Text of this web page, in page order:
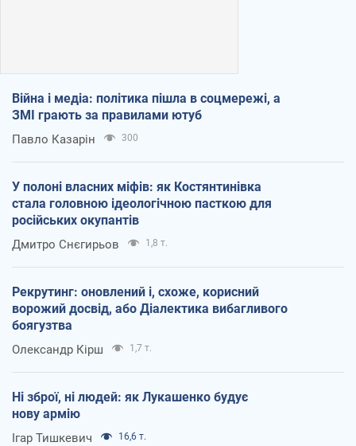
Війна і медіа: політика пішла в соцмережі, а
ЗМІ грають за правилами ютуб
Павло Казарін 300
У полоні власних міфів: як Костянтинівка
стала головною ідеологічною пасткою для
російських окупантів
Дмитро Снєгирьов 1,8 т.
Рекрутинг: оновлений і, схоже, корисний
ворожий досвід, або Діалектика вибагливого
боягузтва
Олександр Кірш 1,7 т.
Ні зброї, ні людей: як Лукашенко будує
нову армію
Ігар Тишкевич 16,6 т.